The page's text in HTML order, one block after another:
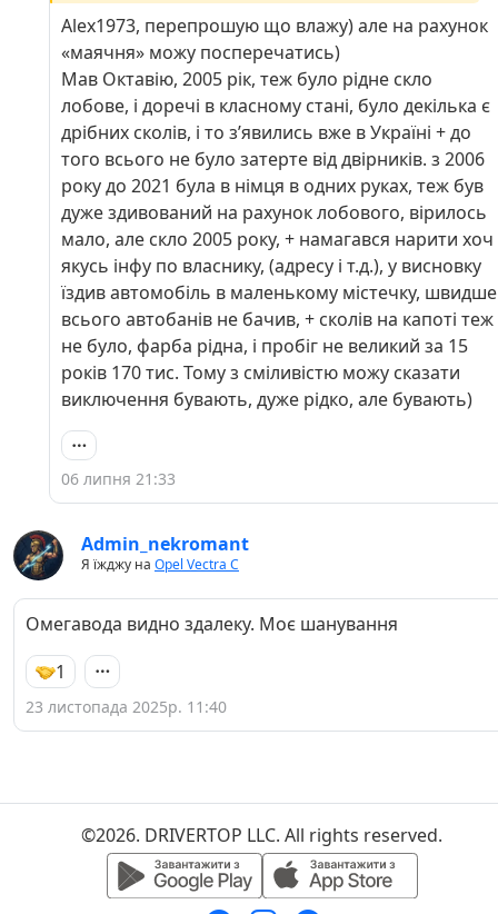
Alex1973, перепрошую що влажу) але на рахунок
«маячня» можу посперечатись)
Мав Октавію, 2005 рік, теж було рідне скло
лобове, і доречі в класному стані, було декілька є
дрібних сколів, і то зʼявились вже в Україні + до
того всього не було затерте від двірників. з 2006
року до 2021 була в німця в одних руках, теж був
дуже здивований на рахунок лобового, вірилось
мало, але скло 2005 року, + намагався нарити хоч
якусь інфу по власнику, (адресу і т.д.), у висновку
їздив автомобіль в маленькому містечку, швидше
всього автобанів не бачив, + сколів на капоті теж
не було, фарба рідна, і пробіг не великий за 15
років 170 тис. Тому з сміливістю можу сказати
виключення бувають, дуже рідко, але бувають)
06 липня 21:33
Admin_nekromant
Я їжджу на Opel Vectra C
Омегавода видно здалеку. Моє шанування
1
23 листопада 2025р. 11:40
©2026. DRIVERTOP LLC. All rights reserved.